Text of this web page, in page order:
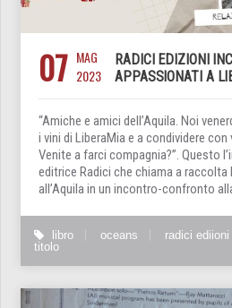
07 MAG
2023
RADICI EDIZIONI
APPASSIONATI A
“Amiche e amici dell’Aquila. Noi
i vini di LiberaMia e a condividere
Venite a farci compagnia?”. Questo
editrice Radici che chiama a
all’Aquila in un incontro-confronto
libro oceans radici ediioni
titolo